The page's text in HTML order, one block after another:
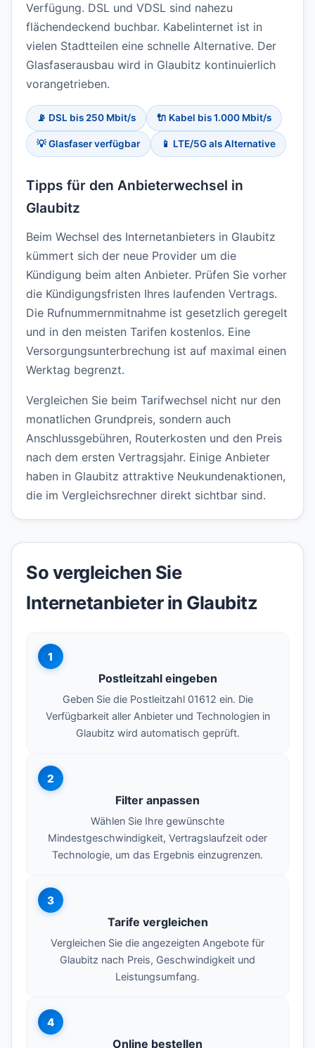
Verfügung. DSL und VDSL sind nahezu
flächendeckend buchbar. Kabelinternet ist in
vielen Stadtteilen eine schnelle Alternative. Der
Glasfaserausbau wird in Glaubitz kontinuierlich
vorangetrieben.
📡 DSL bis 250 Mbit/s 🔌 Kabel bis 1.000 Mbit/s
💡 Glasfaser verfügbar 📱 LTE/5G als Alternative
Tipps für den Anbieterwechsel in
Glaubitz
Beim Wechsel des Internetanbieters in Glaubitz
kümmert sich der neue Provider um die
Kündigung beim alten Anbieter. Prüfen Sie vorher
die Kündigungsfristen Ihres laufenden Vertrags.
Die Rufnummernmitnahme ist gesetzlich geregelt
und in den meisten Tarifen kostenlos. Eine
Versorgungsunterbrechung ist auf maximal einen
Werktag begrenzt.
Vergleichen Sie beim Tarifwechsel nicht nur den
monatlichen Grundpreis, sondern auch
Anschlussgebühren, Routerkosten und den Preis
nach dem ersten Vertragsjahr. Einige Anbieter
haben in Glaubitz attraktive Neukundenaktionen,
die im Vergleichsrechner direkt sichtbar sind.
So vergleichen Sie
Internetanbieter in Glaubitz
1
Postleitzahl eingeben
Geben Sie die Postleitzahl 01612 ein. Die
Verfügbarkeit aller Anbieter und Technologien in
Glaubitz wird automatisch geprüft.
2
Filter anpassen
Wählen Sie Ihre gewünschte
Mindestgeschwindigkeit, Vertragslaufzeit oder
Technologie, um das Ergebnis einzugrenzen.
3
Tarife vergleichen
Vergleichen Sie die angezeigten Angebote für
Glaubitz nach Preis, Geschwindigkeit und
Leistungsumfang.
4
Online bestellen